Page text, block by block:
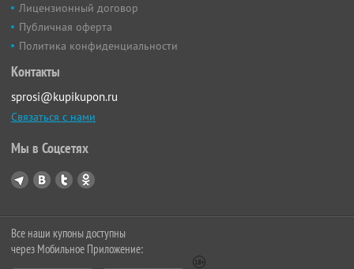
Лицензионный договор
Публичная оферта
Политика конфиденциальности
Контакты
sprosi@kupikupon.ru
Связаться с нами
Мы в Соцсетях
Все наши купоны доступны
через Мобильное Приложение: